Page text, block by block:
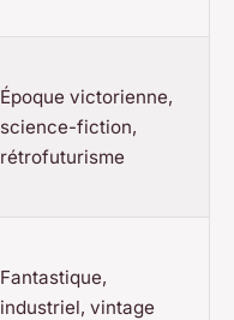
Époque victorienne,
science-fiction,
rétrofuturisme
Fantastique,
industriel, vintage